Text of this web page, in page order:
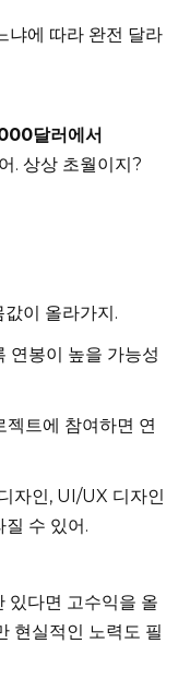
냐에 따라 완전 달라
달러에서
. 상상 초월이지?
이 올라가지.
연봉이 높을 가능성
젝트에 참여하면 연
자인, UI/UX 디자인
수 있어.
있다면 고수익을 올
현실적인 노력도 필